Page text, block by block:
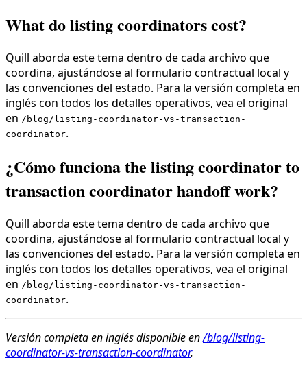
What do listing coordinators cost?
Quill aborda este tema dentro de cada archivo que
coordina, ajustándose al formulario contractual local y
las convenciones del estado. Para la versión completa en
inglés con todos los detalles operativos, vea el original
en /blog/listing-coordinator-vs-transaction-
coordinator.
¿Cómo funciona the listing coordinator to
transaction coordinator handoff work?
Quill aborda este tema dentro de cada archivo que
coordina, ajustándose al formulario contractual local y
las convenciones del estado. Para la versión completa en
inglés con todos los detalles operativos, vea el original
en /blog/listing-coordinator-vs-transaction-
coordinator.
Versión completa en inglés disponible en/blog/listing-
coordinator-vs-transaction-coordinator.